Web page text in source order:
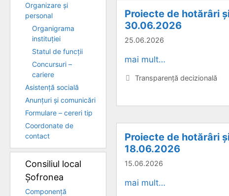
Proiecte de hotărâri
30.06.2026
25.06.2026
mai mult…
Categorii
Transparență decizională
Proiecte de hotărâri
18.06.2026
15.06.2026
mai mult…
Organizare și
personal
Organigrama
instituției
Statul de funcții
Concursuri –
cariere
Asistență socială
Anunțuri și comunicări
Formulare – cereri tip
Coordonate de
contact
Consiliul local
Șofronea
Componență